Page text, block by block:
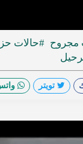
مجروح #حالات
تويتر